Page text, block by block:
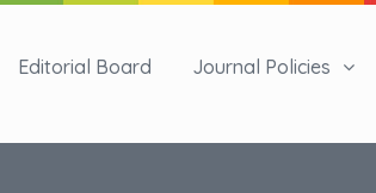
Editorial Board Journal Policies